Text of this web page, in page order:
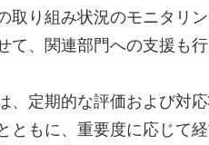
取り組み状況のモニタリ
て、関連部門への支援も
、定期的な評価および対
ともに、重要度に応じて